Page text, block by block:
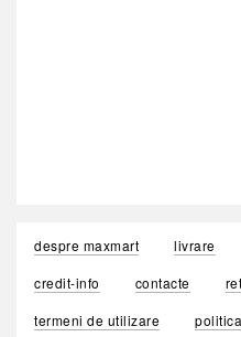
despre maxmart livrare
credit-info
contacte
termeni de utilizare